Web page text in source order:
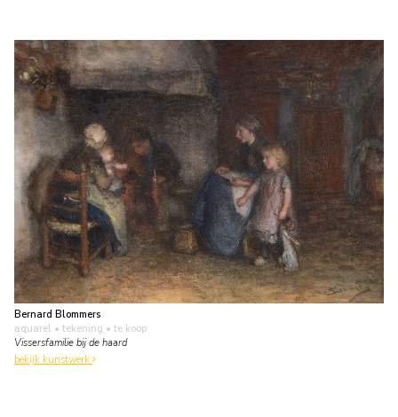
Bernard Blommers
aquarel • tekening • te koop
Vissersfamilie bij de haard
bekijk kunstwerk